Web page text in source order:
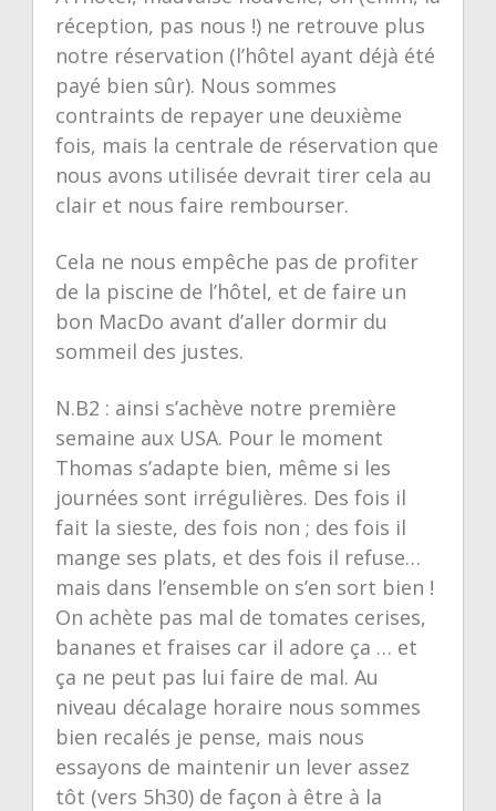
réception, pas nous !) ne retrouve plus
notre réservation (l’hôtel ayant déjà été
payé bien sûr). Nous sommes
contraints de repayer une deuxième
fois, mais la centrale de réservation que
nous avons utilisée devrait tirer cela au
clair et nous faire rembourser.
Cela ne nous empêche pas de profiter
de la piscine de l’hôtel, et de faire un
bon MacDo avant d’aller dormir du
sommeil des justes.
N.B2 : ainsi s’achève notre première
semaine aux USA. Pour le moment
Thomas s’adapte bien, même si les
journées sont irrégulières. Des fois il
fait la sieste, des fois non ; des fois il
mange ses plats, et des fois il refuse…
mais dans l’ensemble on s’en sort bien !
On achète pas mal de tomates cerises,
bananes et fraises car il adore ça … et
ça ne peut pas lui faire de mal. Au
niveau décalage horaire nous sommes
bien recalés je pense, mais nous
essayons de maintenir un lever assez
tôt (vers 5h30) de façon à être à la